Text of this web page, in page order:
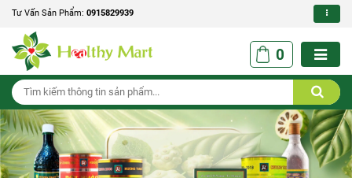
Tư Vấn Sản Phẩm: 0915829939
0